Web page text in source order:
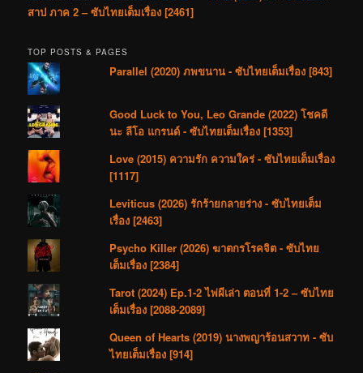
สาป ภาค 2 – ซับไทยเต็มเรื่อง [2461]
TOP POSTS & PAGES
Parallel (2020) ภพขนาน - ซับไทยเต็มเรื่อง [843]
Good Luck to You, Leo Grande (2022) โชคดี
นะ ลีโอ แกรนด์ - ซับไทยเต็มเรื่อง [1353]
Love (2015) ความรัก ความใคร่ - ซับไทยเต็มเรื่อง
[1117]
Leviticus (2026) รักร้ายกลายร่าง - ซับไทยเต็ม
เรื่อง [2463]
Psycho Killer (2026) ฆาตกรโรคจิต - ซับไทย
เต็มเรื่อง [2384]
Tarot (2024) Ep.1-2 ไพ่ผีเล่า ตอนที่ 1-2 – ซับไทย
เต็มเรื่อง [2088-2089]
Queen of Hearts (2019) นางพญาร้อนสวาท - ซับ
ไทยเต็มเรื่อง [914]